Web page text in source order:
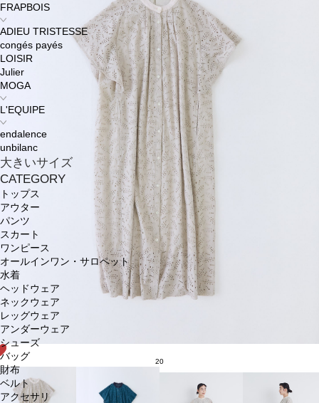
FRAPBOIS
ADIEU TRISTESSE
congés payés
LOISIR
Julier
MOGA
L'EQUIPE
endalence
unbilanc
大きいサイズ
CATEGORY
トップス
アウター
パンツ
スカート
ワンピース
オールインワン・サロペット
水着
ヘッドウェア
ネックウェア
レッグウェア
アンダーウェア
シューズ
バッグ
財布
ベルト
アクセサリ
20